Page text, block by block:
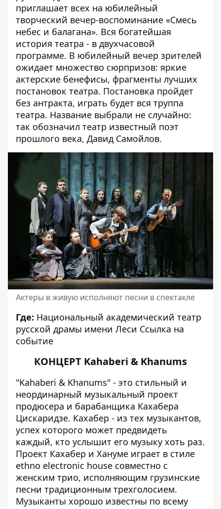
приглашает всех на юбилейный
творческий вечер-воспоминание «Смесь
небес и балагана». Вся богатейшая
история театра - в двухчасовой
программе. В юбилейный вечер зрителей
ожидает множество сюрпризов: яркие
актерские бенефисы, фрагменты лучших
постановок театра. Постановка пройдет
без антракта, играть будет вся труппа
театра. Название выбрали не случайно:
так обозначил театр известный поэт
прошлого века, Давид Самойлов.
Актеры в живую исполняют песни в спектакле
Где: Национальный академический театр
русской драмы имени Леси Ссылка на
событие
КОНЦЕРТ Kahaberi & Khanums
"Kahaberi & Khanums" - это стильный и
неординарный музыкальный проект
продюсера и барабанщика Кахабера
Цискаридзе. Кахабер - из тех музыкантов,
успех которого может предвидеть
каждый, кто услышит его музыку хоть раз.
Проект Кахабер и Хануме играет в стиле
ethno electronic house совместно с
женским трио, исполняющим грузинские
песни традиционным трехголосием.
Музыканты хорошо известны по всему